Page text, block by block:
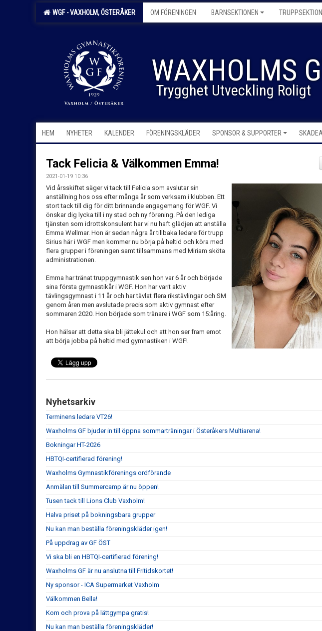
WGF - VAXHOLM, ÖSTERÅKER OM FÖRENINGEN BARNSEKTIONEN
WAXHOLMS
Trygghet Utveckling Roligt
HEM NYHETER KALENDER FÖRENINGSKLÄDER SPONSOR & SUPPORTER
Tack Felicia & Välkommen Emma!
2021-01-19 10:36
Vid årsskiftet säger vi tack till Felicia som avslutar sin
anställning hos oss efter många år som verksam i klubben. Ett
stort tack till dig för ditt brinnande engagemang för WGF. Vi
önskar dig lycka till i ny stad och ny förening. På den lediga
tjänsten som idrottskonsulent har vi nu haft glädjen att anställa
Emma Wellmar. Hon är sedan några år tillbaka ledare för trupp
Sirius här i WGF men kommer nu börja på heltid och köra med
flera grupper i föreningen samt tillsammans med Miriam sköta
administrationen.
Emma har tränat truppgymnastik sen hon var 6 år och började
sina första gymnastikår i WGF. Hon har varit aktiv
tävlingsgymnast i 11 år och har tävlat flera rikstävlingar och SM
genom åren men avslutade precis som aktiv gymnast efter
sommaren 2020. Hon började som tränare i WGF som 15:åring.
Hon hälsar att detta ska bli jättekul och att hon ser fram emot
att börja jobba på heltid med gymnastiken i WGF!
Nyhetsarkiv
Terminens ledare VT26!
Waxholms GF bjuder in till öppna sommarträningar i Österåkers Multiarena!
Bokningar HT-2026
HBTQI-certifierad förening!
Waxholms Gymnastikförenings ordförande
Anmälan till Summercamp är nu öppen!
Tusen tack till Lions Club Vaxholm!
Halva priset på bokningsbara grupper
Nu kan man beställa föreningskläder igen!
På uppdrag av GF ÖST
Vi ska bli en HBTQI-certifierad förening!
Waxholms GF är nu anslutna till Fritidskortet!
Ny sponsor - ICA Supermarket Vaxholm
Välkommen Bella!
Kom och prova på lättgympa gratis!
Nu kan man beställa föreningskläder!